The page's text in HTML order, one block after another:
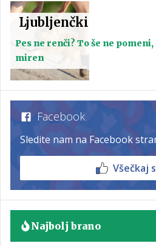
Ljubljenčki
Pes ne renči? To še ne pomeni,
miren
Facebook
Sledite nam na Facebook
Všečkaj
Najbolj brano